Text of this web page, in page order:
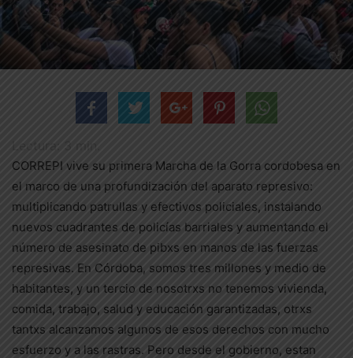
CORREPI vive su primera Marcha de la Gorra cordobesa en
el marco de una profundización del aparato represivo:
multiplicando patrullas y efectivos policiales, instalando
nuevos cuadrantes de policías barriales y aumentando el
número de asesinato de pibxs en manos de las fuerzas
represivas. En Córdoba, somos tres millones y medio de
habitantes, y un tercio de nosotrxs no tenemos vivienda,
comida, trabajo, salud y educación garantizadas, otrxs
tantxs alcanzamos algunos de esos derechos con mucho
esfuerzo y a las rastras. Pero desde el gobierno, estan